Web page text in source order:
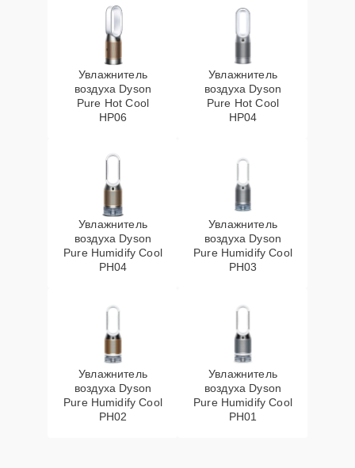
Увлажнитель
воздуха Dyson
Pure Hot Cool
HP06
Увлажнитель
воздуха Dyson
Pure Hot Cool
HP04
Увлажнитель
воздуха Dyson
Pure Humidify Cool
PH04
Увлажнитель
воздуха Dyson
Pure Humidify Cool
PH03
Увлажнитель
воздуха Dyson
Pure Humidify Cool
PH02
Увлажнитель
воздуха Dyson
Pure Humidify Cool
PH01